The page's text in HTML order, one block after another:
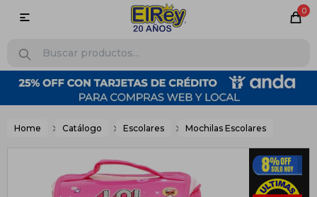
0

Home Catálogo Escolares Mochilas Escolares